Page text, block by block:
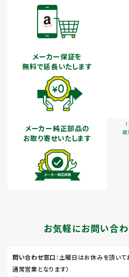
メーカー保証を
無料で延長いたします
故
メーカー純正部品の
お取り寄せいたします
お気軽にお問い合わ
問い合わせ窓口 ：土曜日はお休みを頂いて
通常営業となります）